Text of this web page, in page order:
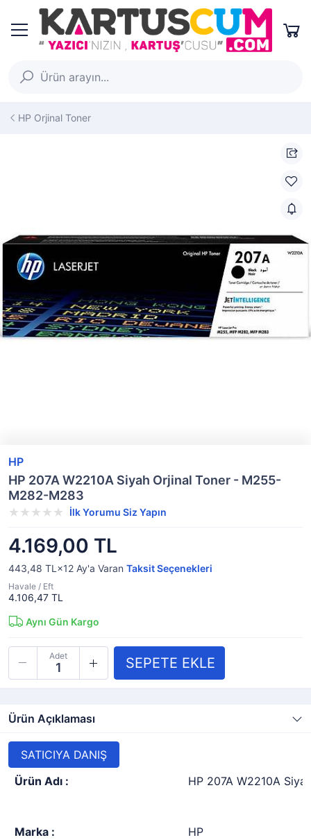
HP Orjinal Toner
HP
HP 207A W2210A Siyah Orjinal Toner - M255-
M282-M283
İlk Yorumu Siz Yapın
4.169,00 TL
443,48 TL×12 Ay'a Varan Taksit Seçenekleri
Havale / Eft
4.106,47 TL
Aynı Gün Kargo
Adet
Ürün Açıklaması
SATICIYA DANIŞ
Ürün Adı :
HP 207A W2210A
Marka : HP